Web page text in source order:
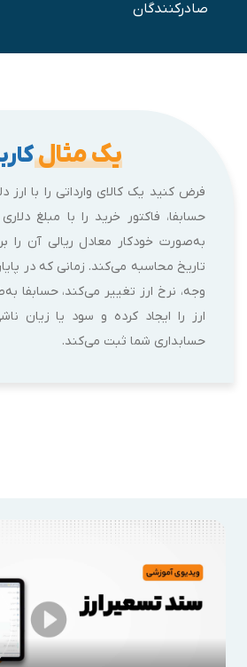
صادرکنندگان
یک مثال
فرض کنید یک کالای وارداتی را با ارز
حسابفا، فاکتور خرید را با مبلغ
به‌صورت خودکار معادل ریالی آن را
تاریخ محاسبه می‌کند. زمانی که در
وجه، نرخ ارز تغییر می‌کند، حسابفا
ارز را ایجاد کرده و سود یا زیان
حسابداری شما ثبت می‌کند.